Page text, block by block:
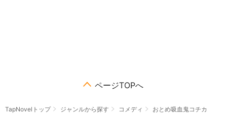
ページTOPへ
TapNovelトップ ジャンルから探す コメディ おとめ吸血鬼コチカ